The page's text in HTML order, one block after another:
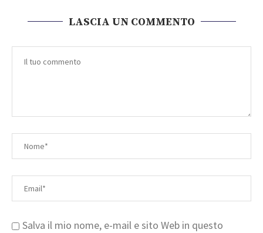
LASCIA UN COMMENTO
Salva il mio nome, e-mail e sito Web in questo